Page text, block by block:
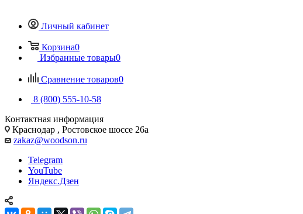
Личный кабинет
Корзина0
Избранные товары0
Сравнение товаров0
8 (800) 555-10-58
Контактная информация
Краснодар , Ростовское шоссе 26а
zakaz@woodson.ru
Telegram
YouTube
Яндекс.Дзен